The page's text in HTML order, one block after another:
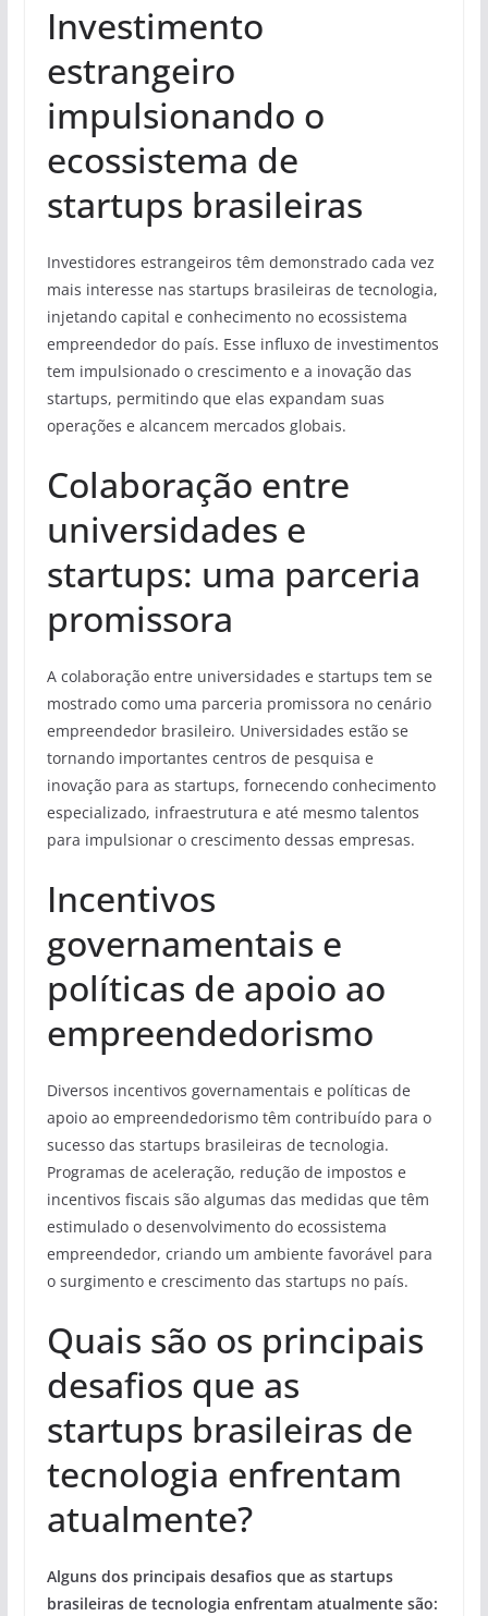
Investimento
estrangeiro
impulsionando o
ecossistema de
startups brasileiras
Investidores estrangeiros têm demonstrado cada vez
mais interesse nas startups brasileiras de tecnologia,
injetando capital e conhecimento no ecossistema
empreendedor do país. Esse influxo de investimentos
tem impulsionado o crescimento e a inovação das
startups, permitindo que elas expandam suas
operações e alcancem mercados globais.
Colaboração entre
universidades e
startups: uma parceria
promissora
A colaboração entre universidades e startups tem se
mostrado como uma parceria promissora no cenário
empreendedor brasileiro. Universidades estão se
tornando importantes centros de pesquisa e
inovação para as startups, fornecendo conhecimento
especializado, infraestrutura e até mesmo talentos
para impulsionar o crescimento dessas empresas.
Incentivos
governamentais e
políticas de apoio ao
empreendedorismo
Diversos incentivos governamentais e políticas de
apoio ao empreendedorismo têm contribuído para o
sucesso das startups brasileiras de tecnologia.
Programas de aceleração, redução de impostos e
incentivos fiscais são algumas das medidas que têm
estimulado o desenvolvimento do ecossistema
empreendedor, criando um ambiente favorável para
o surgimento e crescimento das startups no país.
Quais são os principais
desafios que as
startups brasileiras de
tecnologia enfrentam
atualmente?
Alguns dos principais desafios que as startups
brasileiras de tecnologia enfrentam atualmente são: